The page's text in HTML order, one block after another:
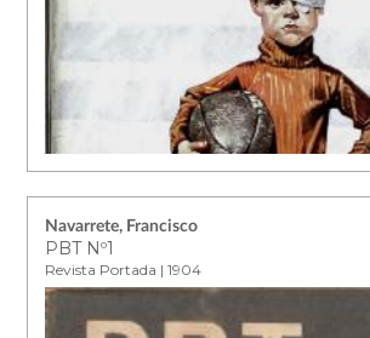
Navarrete, Francisco
PBT Nº1
Revista Portada | 1904